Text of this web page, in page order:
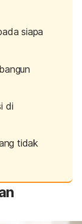
siapa
di
tidak